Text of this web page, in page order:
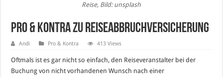
Reise, Bild: unsplash
Pro & Kontra zu Reiseabbruchversicherung
Andi Pro & Kontra 413 Views
Oftmals ist es gar nicht so einfach, den Reiseveranstalter bei der
Buchung von nicht vorhandenen Wunsch nach einer